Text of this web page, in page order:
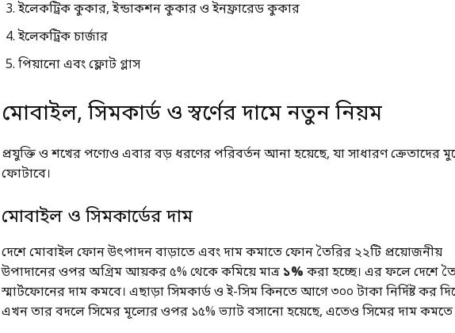
ইলেকট্রিক কুকার, ইন্ডাকশন কুকার ও ইনফ্রারেড কুকার
ইলেকট্রিক চার্জার
পিয়ানো এবং ফ্লোট গ্লাস
মোবাইল, সিমকার্ড ও স্বর্ণের দামে নতুন নিয়ম
প্রযুক্তি ও শখের পণ্যেও এবার বড় ধরণের পরিবর্তন আনা হয়েছে, যা সাধারণ ক্রেতাদের
ফোটাবে।
মোবাইল ও সিমকার্ডের দাম
দেশে মোবাইল ফোন উৎপাদন বাড়াতে এবং দাম কমাতে ফোন তৈরির ২২টি প্রয়োজনীয়
উপাদানের ওপর অগ্রিম আয়কর ৫% থেকে কমিয়ে মাত্র ১% করা হচ্ছে। এর ফলে দেশে
স্মার্টফোনের দাম কমবে। এছাড়া সিমকার্ড ও ই-সিম কিনতে আগে ৩০০ টাকা নির্দিষ্ট কর
এখন তার বদলে সিমের মূল্যের ওপর ১৫% ভ্যাট বসানো হয়েছে, এতেও সিমের দাম কমতে